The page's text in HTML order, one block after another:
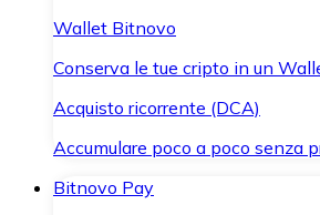
Wallet Bitnovo
Conserva le tue cripto in un
Acquisto ricorrente (DCA)
Accumulare poco a poco senza
Bitnovo Pay